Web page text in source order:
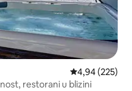
Prosječna
4,94 (225)
restorani u blizini